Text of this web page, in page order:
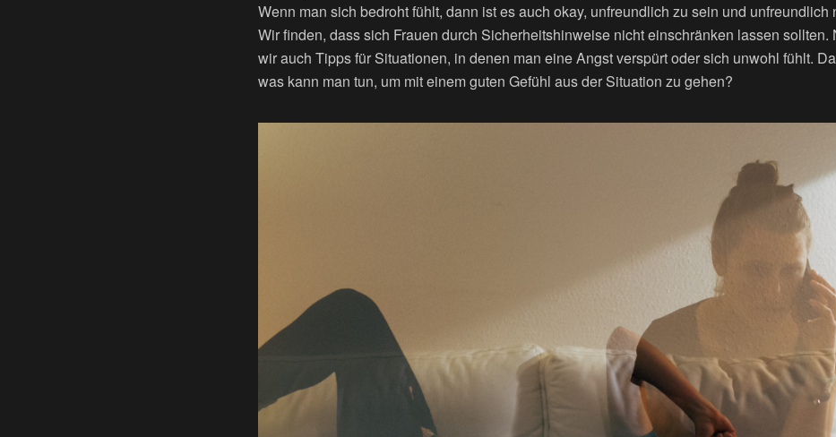
Wenn man sich bedroht fühlt, dann ist es auch okay, unfreundlich zu sein und unfreundlich
Wir finden, dass sich Frauen durch Sicherheitshinweise nicht einschränken lassen sollten.
wir auch Tipps für Situationen, in denen man eine Angst verspürt oder sich unwohl fühlt.
was kann man tun, um mit einem guten Gefühl aus der Situation zu gehen?